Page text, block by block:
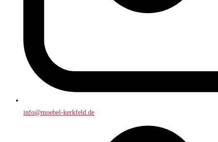
info@moebel-kerkfeld.de